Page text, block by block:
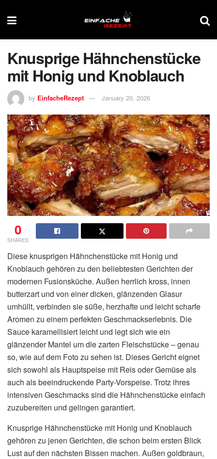
Knusprige Hähnchenstücke
mit Honig und Knoblauch
by EinfacheRezept January 20, 2026
0
SHARES
Diese knusprigen Hähnchenstücke mit Honig und
Knoblauch gehören zu den beliebtesten Gerichten der
modernen Fusionsküche. Außen herrlich kross, innen
butterzart und von einer dicken, glänzenden Glasur
umhüllt, verbinden sie süße, herzhafte und leicht scharfe
Aromen zu einem perfekten Geschmackserlebnis. Die
Sauce karamellisiert leicht und legt sich wie ein
glänzender Mantel um die zarten Fleischstücke – genau
so, wie auf dem Foto zu sehen ist. Dieses Gericht eignet
sich sowohl als Hauptspeise mit Reis oder Gemüse als
auch als beeindruckende Party-Vorspeise. Trotz ihres
intensiven Geschmacks sind die Hähnchenstücke einfach
zuzubereiten und gelingen garantiert.
Knusprige Hähnchenstücke mit Honig und Knoblauch
gehören zu jenen Gerichten, die schon beim ersten Blick
Lust auf den nächsten Bissen machen. Außen goldbraun,